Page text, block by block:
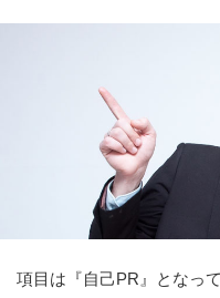
項目は『自己PR』となっ